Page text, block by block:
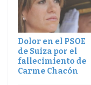
Dolor en el PSOE
de Suiza por el
fallecimiento de
Carme Chacón